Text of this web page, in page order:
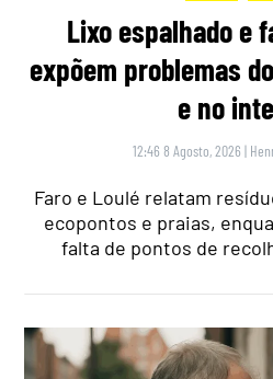
Lixo espalhado e
expõem problemas
e no
12:46 8 Agosto, 2026 |
Faro e Loulé relatam
ecopontos e praias,
falta de pontos de